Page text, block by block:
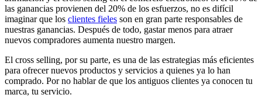
las ganancias provienen del 20% de los esfuerzos, no es difícil
imaginar que los clientes fieles son en gran parte responsables de
nuestras ganancias. Después de todo, gastar menos para atraer
nuevos compradores aumenta nuestro margen.
El cross selling, por su parte, es una de las estrategias más eficientes
para ofrecer nuevos productos y servicios a quienes ya lo han
comprado. Por no hablar de que los antiguos clientes ya conocen tu
marca, tu servicio.